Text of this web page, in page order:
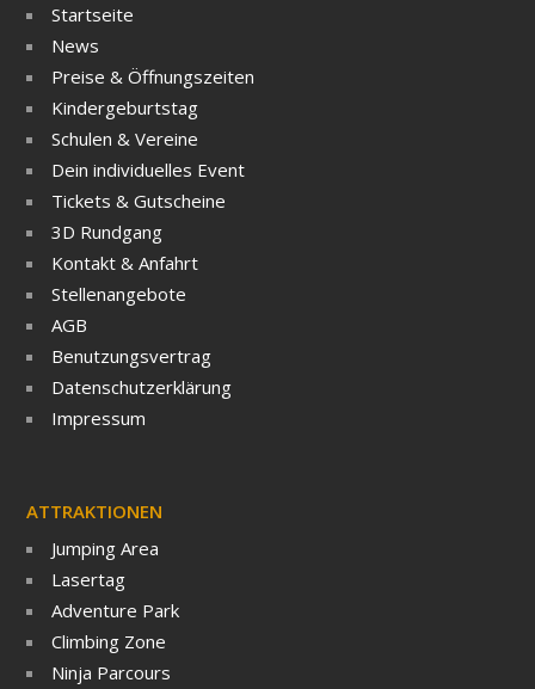
Startseite
News
Preise & Öffnungszeiten
Kindergeburtstag
Schulen & Vereine
Dein individuelles Event
Tickets & Gutscheine
3D Rundgang
Kontakt & Anfahrt
Stellenangebote
AGB
Benutzungsvertrag
Datenschutzerklärung
Impressum
ATTRAKTIONEN
Jumping Area
Lasertag
Adventure Park
Climbing Zone
Ninja Parcours